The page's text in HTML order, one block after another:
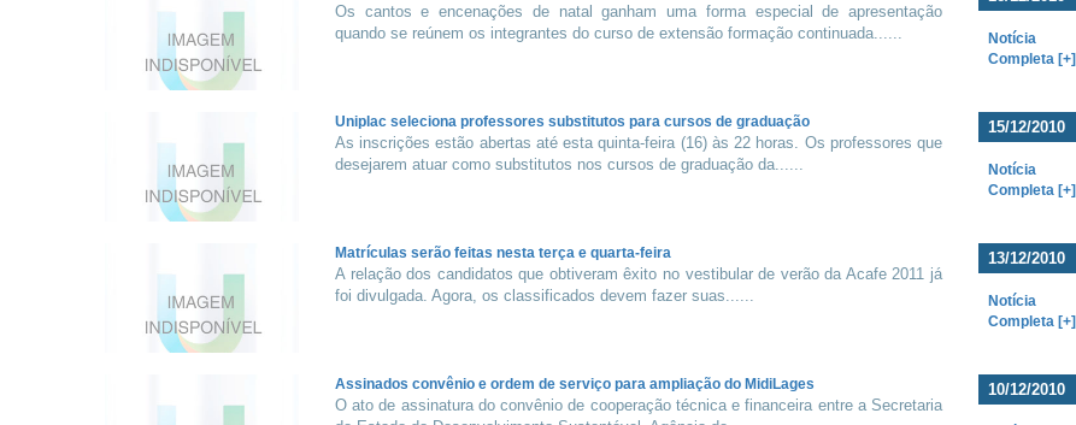
Os cantos e encenações de natal ganham uma forma especial de apresentação
quando se reúnem os integrantes do curso de extensão formação continuada......
Notícia
Completa [+]
Uniplac seleciona professores substitutos para cursos de graduação
As inscrições estão abertas até esta quinta-feira (16) às 22 horas. Os professores que
desejarem atuar como substitutos nos cursos de graduação da......
15/12/2010
Notícia
Completa [+]
Matrículas serão feitas nesta terça e quarta-feira
A relação dos candidatos que obtiveram êxito no vestibular de verão da Acafe 2011 já
foi divulgada. Agora, os classificados devem fazer suas......
13/12/2010
Notícia
Completa [+]
Assinados convênio e ordem de serviço para ampliação do MidiLages
O ato de assinatura do convênio de cooperação técnica e financeira entre a Secretaria
10/12/2010